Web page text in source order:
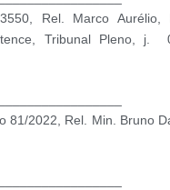
Rel. Marco Aurélio,
Tribunal Pleno, j.
81/2022, Rel. Min. Bruno